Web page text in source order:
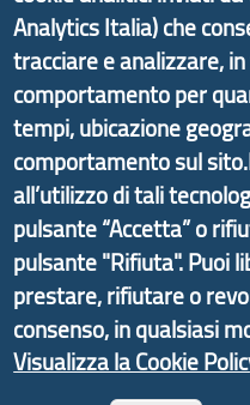
di Genova Città
partire dal progetto
promosso dal
Economico e finalizzato
delle valli
informazioni ed
d'Area Antola-Tigullio,
Liguria ed ANCI Liguria.
Copyright © 2017 Città
Analytics Italia) che
tracciare e analizzare,
comportamento per
tempi, ubicazione
comportamento sul
all’utilizzo di tali
pulsante “Accetta” o
pulsante "Rifiuta". Puoi
prestare, rifiutare o
consenso, in qualsiasi
Visualizza la Cookie